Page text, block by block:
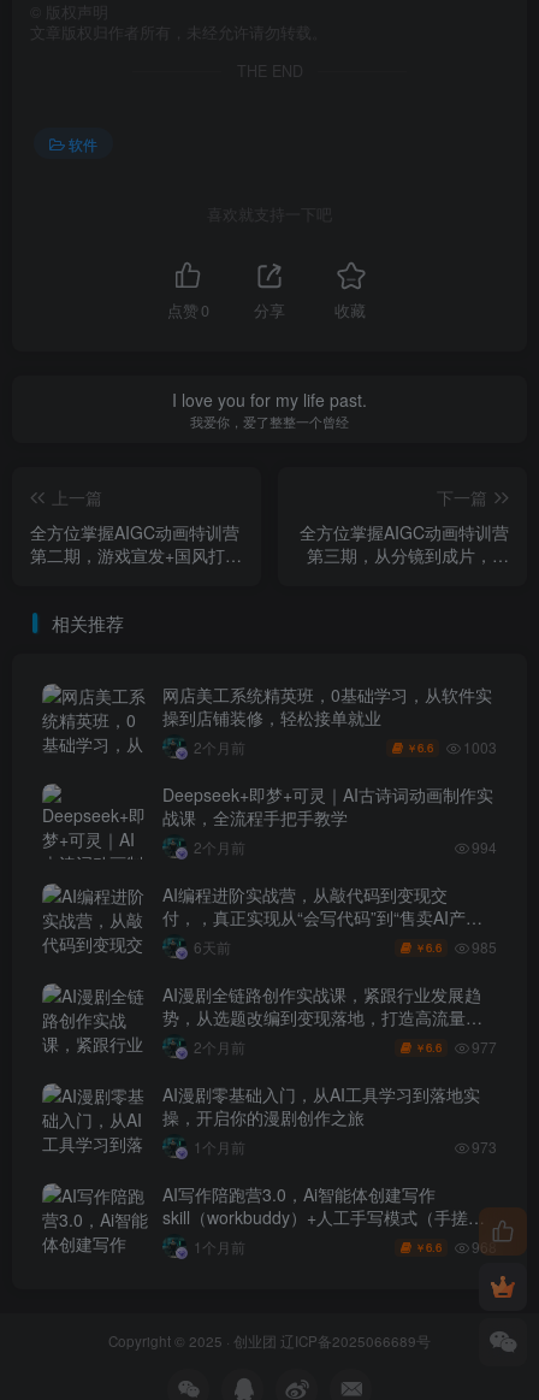
版权声明
文章版权归作者所有，未经允许请勿转载。
THE END
软件
喜欢就支持一下吧
点赞 0 分享 收藏
I love you for my life past.
我爱你，爱了整整一个曾经
上一篇
全方位掌握AIGC动画特训营
第二期，游戏宣发+国风打斗
下一篇
全方位掌握AIGC动画特训营
第三期，从分镜到成片，打
相关推荐
网店美工系统精英班，0基础学习，从软件实
操到店铺装修，轻松接单就业
2个月前 ￥6.6 1003
Deepseek+即梦+可灵｜AI古诗词动画制作实
战课，全流程手把手教学
2个月前 994
AI编程进阶实战营，从敲代码到变现交
付，，真正实现从“会写代码”到“售卖AI产品
盈利”的跨越
6天前 ￥6.6 985
AI漫剧全链路创作实战课，紧跟行业发展趋
势，从选题改编到变现落地，打造高流量优
质作品2个月前 ￥6.6 977
AI漫剧零基础入门，从AI工具学习到落地实
操，开启你的漫剧创作之旅
1个月前 973
AI写作陪跑营3.0，Ai智能体创建写作
skill（workbuddy）+人工手写模式（手搓模
式），去除AI痕迹（头条号、公众号、百家
号）
1个月前 ￥6.6 968
Copyright © 2025 · 创业团 辽ICP备2025066689号